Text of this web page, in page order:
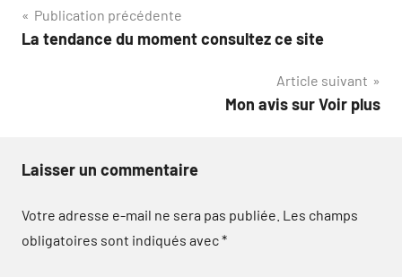
Navigation
de
Publication précédente
La tendance du moment consultez ce site
Article suivant
Mon avis sur Voir plus
Laisser un commentaire
Votre adresse e-mail ne sera pas publiée. Les champs
obligatoires sont indiqués avec*